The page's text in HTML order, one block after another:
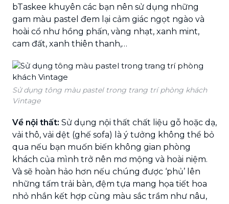
bTaskee khuyên các bạn nên sử dụng những
gam màu pastel đem lại cảm giác ngọt ngào và
hoài cổ như hồng phấn, vàng nhạt, xanh mint,
cam đất, xanh thiên thanh,…
Sử dụng tông màu pastel trong trang trí phòng khách
Vintage
Về nội thất: Sử dụng nội thất chất liệu gỗ hoặc dạ,
vải thô, vải dệt (ghế sofa) là ý tưởng không thể bỏ
qua nếu bạn muốn biến không gian phòng
khách của mình trở nên mơ mộng và hoài niệm.
Và sẽ hoàn hảo hơn nếu chúng được ‘phủ’ lên
những tấm trải bàn, đệm tựa mang họa tiết hoa
nhỏ nhắn kết hợp cùng màu sắc trầm như nâu,